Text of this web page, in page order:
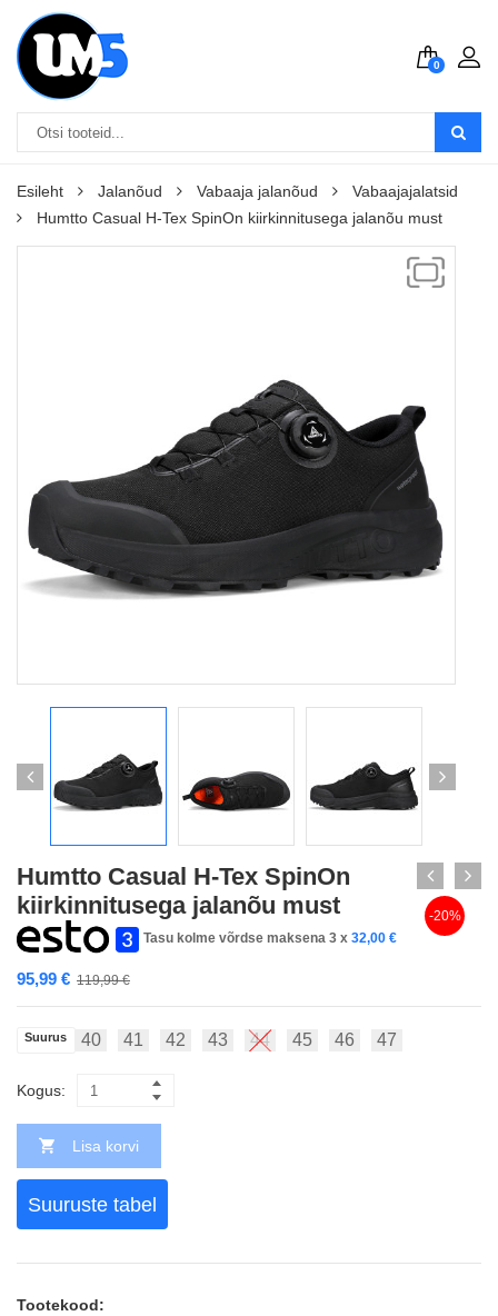
0
Esileht Jalanõud Vabaaja jalanõud
Vabaajajalatsid
Humtto Casual H-Tex SpinOn kiirkinnitusega jalanõu must
Humtto Casual H-Tex SpinOn
kiirkinnitusega jalanõu must
Tasu kolme võrdse maksena 3 x 32,00 €
119,99€
95,99 €
-20%
Suurus 40 41 42 43 44 45 46 47
Kogus:
Lisa korvi
Suuruste tabel
Tootekood: